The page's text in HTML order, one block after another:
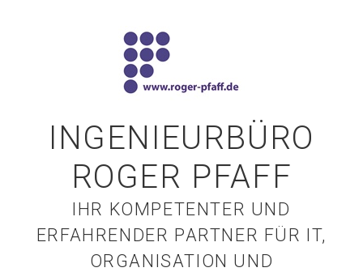
INGENIEURBÜRO
ROGER PFAFF
IHR KOMPETENTER UND
ERFAHRENDER PARTNER FÜR IT,
ORGANISATION UND